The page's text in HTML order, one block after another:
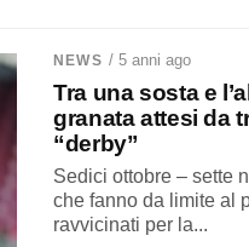
NEWS / 5 anni ago
Tra una sosta e
granata attesi da
“derby”
Sedici ottobre – sette
che fanno da limite al
ravvicinati per la...